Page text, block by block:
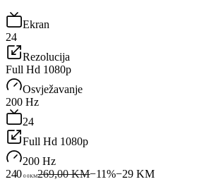
Ekran
24
Rezolucija
Full Hd 1080p
Osvježavanje
200 Hz
24
Full Hd 1080p
200 Hz
240 00KM269,00 KM−11%−29 KM